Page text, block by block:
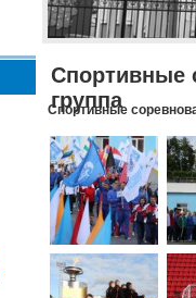
Спортивные
группа
Спортивные